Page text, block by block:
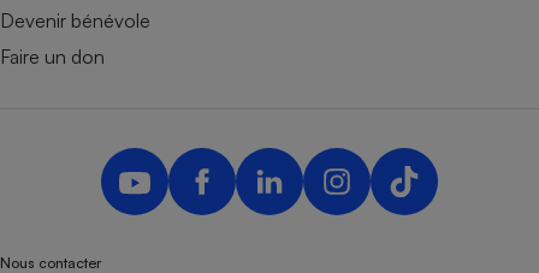
Devenir bénévole
Faire un don
Nous contacter